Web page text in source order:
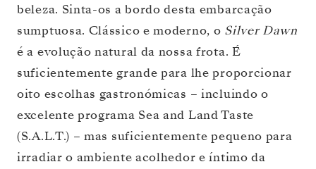
beleza. Sinta-os a bordo desta embarcação
sumptuosa. Clássico e moderno, o Silver Dawn
é a evolução natural da nossa frota. É
suficientemente grande para lhe proporcionar
oito escolhas gastronómicas – incluindo o
excelente programa Sea and Land Taste
(S.A.L.T.) – mas suficientemente pequeno para
irradiar o ambiente acolhedor e íntimo da